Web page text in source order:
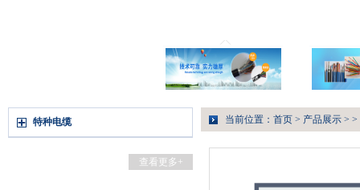
特种电缆
查看更多+
当前位置： 首页 > 产品展示 > >